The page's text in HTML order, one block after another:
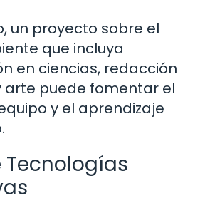
un proyecto sobre el
que incluya
en ciencias, redacción
arte puede fomentar el
y el aprendizaje
Tecnologías